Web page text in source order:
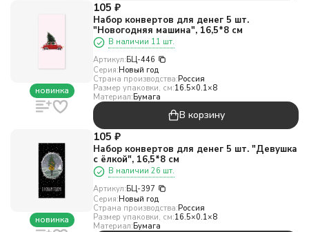
новинка
105 ₽
Набор конвертов для денег 5 шт.
"Новогодняя машина", 16,5*8 см
В наличии 11 шт.
Артикул:БЦ-446
Серия:Новый год
Страна производства:Россия
Размер упаковки, см:16.5×0.1×8
Материал:Бумага
В корзину
новинка
105 ₽
Набор конвертов для денег 5 шт. "Девушка
с ёлкой", 16,5*8 см
В наличии 26 шт.
Артикул:БЦ-397
Серия:Новый год
Страна производства:Россия
Размер упаковки, см:16.5×0.1×8
Материал:Бумага